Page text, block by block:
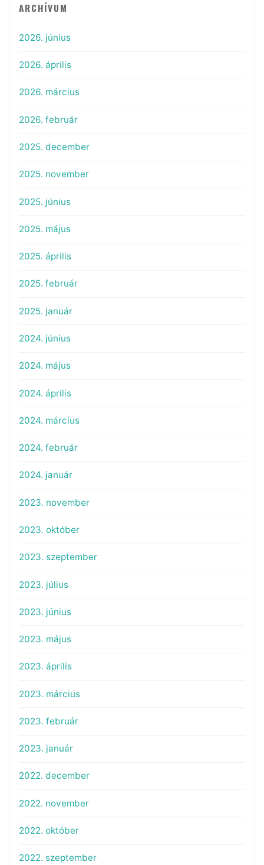
ARCHÍVUM
2026. június
2026. április
2026. március
2026. február
2025. december
2025. november
2025. június
2025. május
2025. április
2025. február
2025. január
2024. június
2024. május
2024. április
2024. március
2024. február
2024. január
2023. november
2023. október
2023. szeptember
2023. július
2023. június
2023. május
2023. április
2023. március
2023. február
2023. január
2022. december
2022. november
2022. október
2022. szeptember